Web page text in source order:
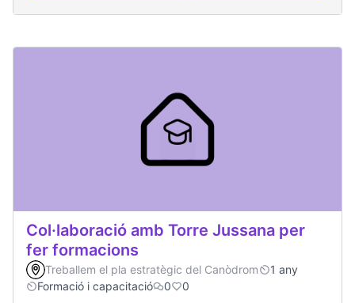
Col·laboració amb Torre Jussana per
fer formacions
Treballem el pla estratègic del Canòdrom
1 any
Formació i capacitació
0 0